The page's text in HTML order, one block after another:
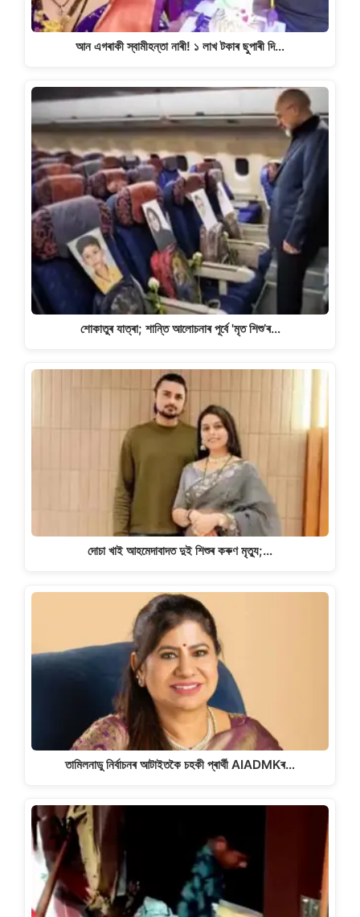
আন এগৰাকী স্বামীহন্তা নাৰী! ১ লাখ টকাৰ ছুপাৰী দি…
শোকাতুৰ যাত্ৰা; শান্তি আলোচনাৰ পূৰ্বে 'মৃত শিশু’ৰ…
দোচা খাই আহমেদাবাদত দুই শিশুৰ কৰুণ মৃত্যু;…
তামিলনাডু নিৰ্বাচনৰ আটাইতকৈ চহকী প্ৰাৰ্থী AIADMKৰ…